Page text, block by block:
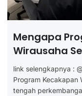
Mengapa
Wirausaha
link selengkapnya :
Program Kecakapan
tengah